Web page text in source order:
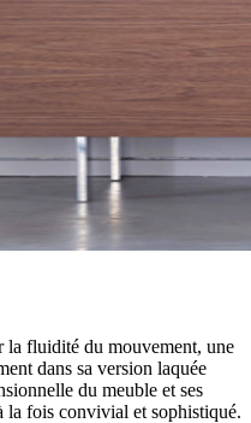
la fluidité du mouvement, une
dans sa version laquée
du meuble et ses
fois convivial et sophistiqué.